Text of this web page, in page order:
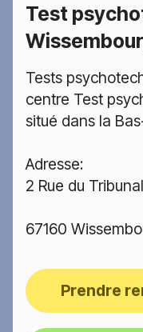
Test
Tests
centre Test
situé dans la
Adresse:
2 Rue du Tribunal
67160
Prendre